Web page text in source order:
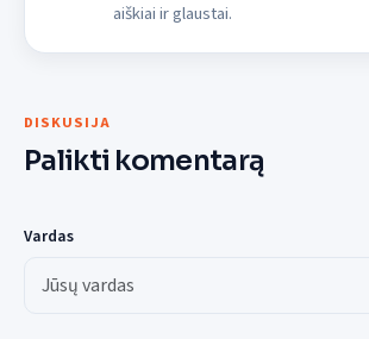
aiškiai ir glaustai.
DISKUSIJA
Palikti komentarą
Vardas